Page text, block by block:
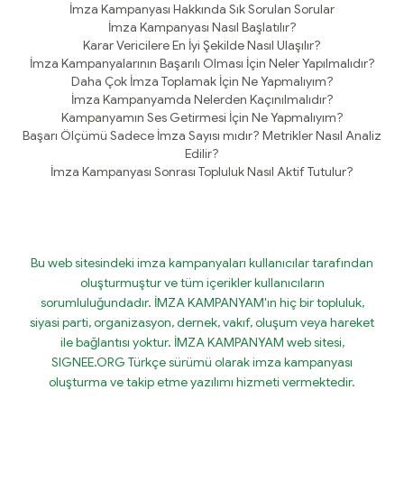
İmza Kampanyası Hakkında Sık Sorulan Sorular
İmza Kampanyası Nasıl Başlatılır?
Karar Vericilere En İyi Şekilde Nasıl Ulaşılır?
İmza Kampanyalarının Başarılı Olması İçin Neler Yapılmalıdır?
Daha Çok İmza Toplamak İçin Ne Yapmalıyım?
İmza Kampanyamda Nelerden Kaçınılmalıdır?
Kampanyamın Ses Getirmesi İçin Ne Yapmalıyım?
Başarı Ölçümü Sadece İmza Sayısı mıdır? Metrikler Nasıl Analiz
Edilir?
İmza Kampanyası Sonrası Topluluk Nasıl Aktif Tutulur?
Bu web sitesindeki imza kampanyaları kullanıcılar tarafından
oluşturmuştur ve tüm içerikler kullanıcıların
sorumluluğundadır. İMZA KAMPANYAM'ın hiç bir topluluk,
siyasi parti, organizasyon, dernek, vakıf, oluşum veya hareket
ile bağlantısı yoktur. İMZA KAMPANYAM web sitesi,
SIGNEE.ORG Türkçe sürümü olarak imza kampanyası
oluşturma ve takip etme yazılımı hizmeti vermektedir.